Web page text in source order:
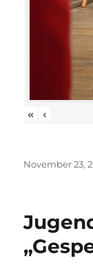
« ‹
Veröffentlicht
November 23,